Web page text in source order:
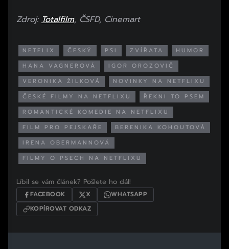
Zdroj: Totalfilm, ČSFD, Cinemart
NETFLIX ČESKÝ PSI ZVÍŘATA
HUMOR
HANA VAGNEROVÁ
IGOR OROZOVIČ
VERONIKA ŽILKOVÁ
NOVINKY NA NETFLIXU
ČESKÉ FILMY NA NETFLIXU
ŘEKNI TO PSEM
ROMANTICKÉ KOMEDIE NA NETFLIXU
FILM PRO PEJSKAŘE
BERENIKA KOHOUTOVÁ
IRENA OBERMANNOVÁ
FILMY O PSECH NA NETFLIXU
Líbil se vám článek? Pošlete ho dál!
FACEBOOK X
WHATSAPP
KOPÍROVAT ODKAZ